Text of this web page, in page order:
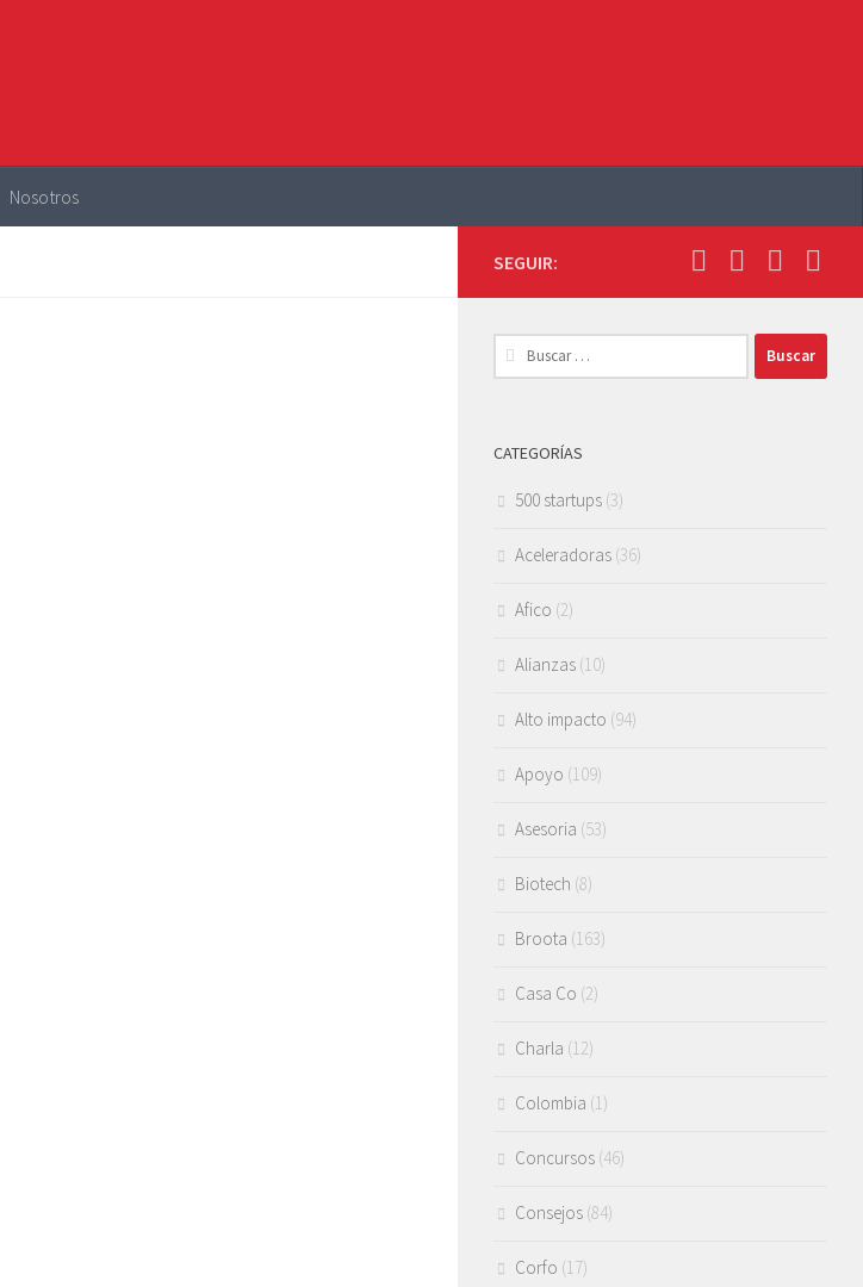
Nosotros
SEGUIR:
Buscar:
CATEGORÍAS
500 startups (3)
Aceleradoras (36)
Afico (2)
Alianzas (10)
Alto impacto (94)
Apoyo (109)
Asesoria (53)
Biotech (8)
Broota (163)
Casa Co (2)
Charla (12)
Colombia (1)
Concursos (46)
Consejos (84)
Corfo (17)